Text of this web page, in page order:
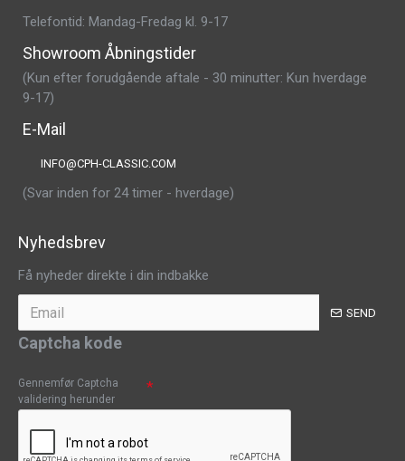
Telefontid: Mandag-Fredag kl. 9-17
Showroom Åbningstider
(Kun efter forudgående aftale - 30 minutter: Kun hverdage
9-17)
E-Mail
INFO@CPH-CLASSIC.COM
(Svar inden for 24 timer - hverdage)
Nyhedsbrev
Få nyheder direkte i din indbakke
SEND
Captcha kode
Gennemfør Captcha
validering herunder